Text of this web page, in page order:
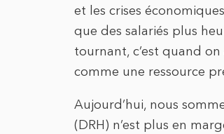
et les crises
que des salariés plus
tournant, c’est quand
comme une ressource
Aujourd’hui, nous
(DRH) n’est plus en